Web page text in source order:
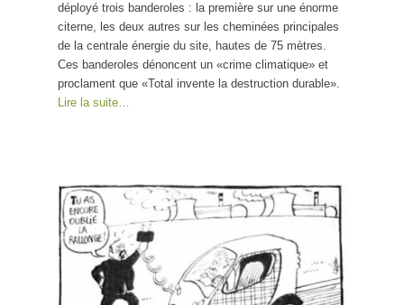
déployé trois banderoles : la première sur une énorme
citerne, les deux autres sur les cheminées principales
de la centrale énergie du site, hautes de 75 mètres.
Ces banderoles dénoncent un «crime climatique» et
proclament que «Total invente la destruction durable».
Lire la suite…